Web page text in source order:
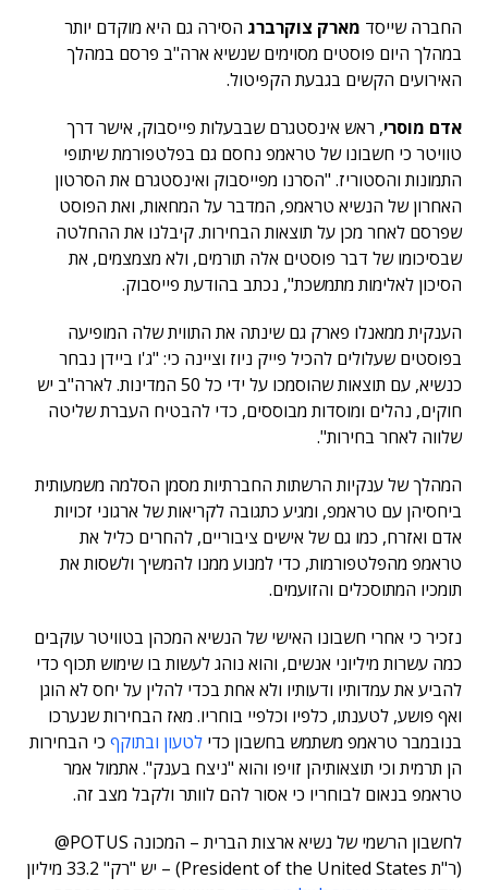
החברה שייסד מארק צוקרברג הסירה גם היא מוקדם יותר
במהלך היום פוסטים מסוימים שנשיא ארה"ב פרסם במהלך
האירועים הקשים בגבעת הקפיטול.
אדם מוסרי, ראש אינסטגרם שבבעלות פייסבוק, אישר דרך
טוויטר כי חשבונו של טראמפ נחסם גם בפלטפורמת שיתופי
התמונות והסטוריז. "הסרנו מפייסבוק ואינסטגרם את הסרטון
האחרון של הנשיא טראמפ, המדבר על המחאות, ואת הפוסט
שפרסם לאחר מכן על תוצאות הבחירות. קיבלנו את ההחלטה
שבסיכומו של דבר פוסטים אלה תורמים, ולא מצמצמים, את
הסיכון לאלימות מתמשכת", נכתב בהודעת פייסבוק.
הענקית ממאנלו פארק גם שינתה את התווית שלה המופיעה
בפוסטים שעלולים להכיל פייק ניוז וציינה כי: "ג'ו ביידן נבחר
כנשיא, עם תוצאות שהוסמכו על ידי כל 50 המדינות. לארה"ב יש
חוקים, נהלים ומוסדות מבוססים, כדי להבטיח העברת שליטה
שלווה לאחר בחירות".
המהלך של ענקיות הרשתות החברתיות מסמן הסלמה משמעותית
ביחסיהן עם טראמפ, ומגיע כתגובה לקריאות של ארגוני זכויות
אדם ואזרח, כמו גם של אישים ציבוריים, להחרים כליל את
טראמפ מהפלטפורמות, כדי למנוע ממנו להמשיך ולשסות את
תומכיו המתוסכלים והזועמים.
נזכיר כי אחרי חשבונו האישי של הנשיא המכהן בטוויטר עוקבים
כמה עשרות מיליוני אנשים, והוא נוהג לעשות בו שימוש תכוף כדי
להביע את עמדותיו ודעותיו ולא אחת בכדי להלין על יחס לא הוגן
ואף פושע, לטענתו, כלפיו וכלפיי בוחריו. מאז הבחירות שנערכו
בנובמבר טראמפ משתמש בחשבון כדי לטעון ובתוקף כי הבחירות
הן תרמית וכי תוצאותיהן זויפו והוא "ניצח בענק". אתמול אמר
טראמפ בנאום לבוחריו כי אסור להם לוותר ולקבל מצב זה.
לחשבון הרשמי של נשיא ארצות הברית – המכונה POTUS@
(ר"ת President of the United States) – יש "רק" 33.2 מיליון